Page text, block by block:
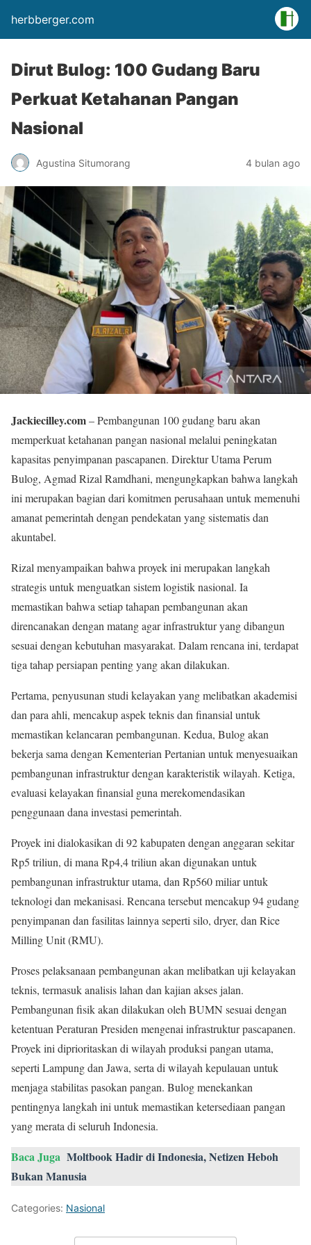
herbberger.com
Dirut Bulog: 100 Gudang Baru
Perkuat Ketahanan Pangan
Nasional
Agustina Situmorang 4 bulan ago
Jackiecilley.com– Pembangunan 100 gudang baru akan
memperkuat ketahanan pangan nasional melalui peningkatan
kapasitas penyimpanan pascapanen. Direktur Utama Perum
Bulog, Agmad Rizal Ramdhani, mengungkapkan bahwa langkah
ini merupakan bagian dari komitmen perusahaan untuk memenuhi
amanat pemerintah dengan pendekatan yang sistematis dan
akuntabel.
Rizal menyampaikan bahwa proyek ini merupakan langkah
strategis untuk menguatkan sistem logistik nasional. Ia
memastikan bahwa setiap tahapan pembangunan akan
direncanakan dengan matang agar infrastruktur yang dibangun
sesuai dengan kebutuhan masyarakat. Dalam rencana ini, terdapat
tiga tahap persiapan penting yang akan dilakukan.
Pertama, penyusunan studi kelayakan yang melibatkan akademisi
dan para ahli, mencakup aspek teknis dan finansial untuk
memastikan kelancaran pembangunan. Kedua, Bulog akan
bekerja sama dengan Kementerian Pertanian untuk menyesuaikan
pembangunan infrastruktur dengan karakteristik wilayah. Ketiga,
evaluasi kelayakan finansial guna merekomendasikan
penggunaan dana investasi pemerintah.
Proyek ini dialokasikan di 92 kabupaten dengan anggaran sekitar
Rp5 triliun, di mana Rp4,4 triliun akan digunakan untuk
pembangunan infrastruktur utama, dan Rp560 miliar untuk
teknologi dan mekanisasi. Rencana tersebut mencakup 94 gudang
penyimpanan dan fasilitas lainnya seperti silo, dryer, dan Rice
Milling Unit (RMU).
Proses pelaksanaan pembangunan akan melibatkan uji kelayakan
teknis, termasuk analisis lahan dan kajian akses jalan.
Pembangunan fisik akan dilakukan oleh BUMN sesuai dengan
ketentuan Peraturan Presiden mengenai infrastruktur pascapanen.
Proyek ini diprioritaskan di wilayah produksi pangan utama,
seperti Lampung dan Jawa, serta di wilayah kepulauan untuk
menjaga stabilitas pasokan pangan. Bulog menekankan
pentingnya langkah ini untuk memastikan ketersediaan pangan
yang merata di seluruh Indonesia.
Baca Juga Moltbook Hadir di Indonesia, Netizen Heboh
Bukan Manusia
Categories: Nasional